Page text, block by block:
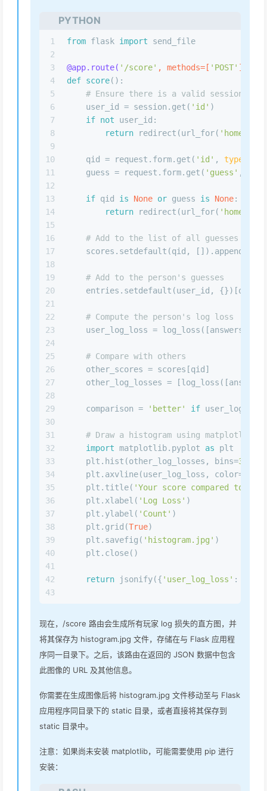
PYTHON
1
2
3
4
5
6
7
8
9
10
11
12
13
14
15
16
17
18
19
20
21
22
23
24
25
26
27
28
29
30
31
32
33
34
35
36
37
38
39
40
41
42
43
from flask import send_file
@app.route( '/score' , methods=[ 'POST' ]
def score():
# Ensure there is a valid session
    user_id = session.get(
'id' )
if not user_id:
return redirect(url_for( 'home'
    qid = request.form.get(
'id' , type
    guess = request.form.get(
'guess' ,
if qid is None or guess is None:
return redirect(url_for( 'home'
# Add to the list of all guesses for
scores.setdefault(qid,
# Add to the person's guesses
entries.setdefault(user_id, {})[qid]
# Compute the person's log loss
user_log_loss =
# Compare with others
    other_scores = scores[qid]
other_log_losses =
    comparison =
'better' if
# Draw a histogram using matplotlib
import matplotlib.pyplot as plt
    plt.hist(other_log_losses, bins=
30
    plt.axvline(user_log_loss, color=
    plt.title(
'Your score compared to
    plt.xlabel(
'Log Loss' )
    plt.ylabel(
'Count' )
    plt.grid(
True)
    plt.savefig(
'histogram.jpg' )
    plt.close()
return jsonify({ 'user_log_loss' :
现在，/score 路由会生成所有玩家 log 损失的直方图，并
将其保存为 histogram.jpg 文件，存储在与 Flask 应用程
序同一目录下。之后，该路由在返回的 JSON 数据中包含
此图像的 URL 及其他信息。
你需要在生成图像后将 histogram.jpg 文件移动至与 Flask
应用程序同目录下的 static 目录，或者直接将其保存到
static 目录中。
注意：如果尚未安装 matplotlib，可能需要使用 pip 进行
安装：